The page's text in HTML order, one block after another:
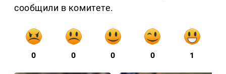
сообщили в комитете.
0 0 0 0 1